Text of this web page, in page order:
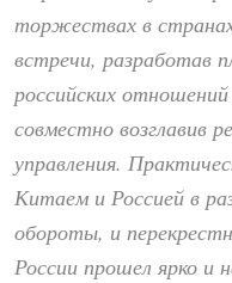
торжествах в
встречи, разработав
российских
совместно возглавив
управления.
Китаем и Россией в
обороты, и
России прошел ярко